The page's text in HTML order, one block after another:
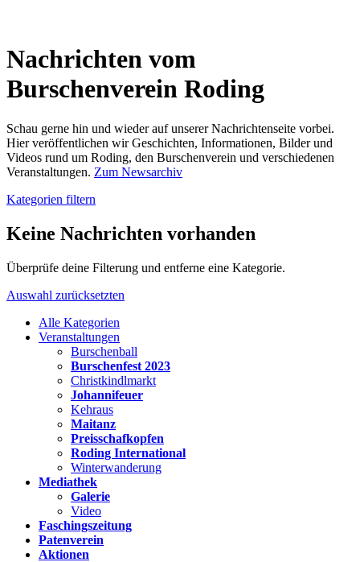
Nachrichten vom
Burschenverein Roding
Schau gerne hin und wieder auf unserer Nachrichtenseite vorbei.
Hier veröffentlichen wir Geschichten, Informationen, Bilder und
Videos rund um Roding, den Burschenverein und verschiedenen
Veranstaltungen. Zum Newsarchiv
Kategorien filtern
Keine Nachrichten vorhanden
Überprüfe deine Filterung und entferne eine Kategorie.
Auswahl zurücksetzten
Alle Kategorien
Veranstaltungen
Burschenball
Burschenfest 2023
Christkindlmarkt
Johannifeuer
Kehraus
Maitanz
Preisschafkopfen
Roding International
Winterwanderung
Mediathek
Galerie
Video
Faschingszeitung
Patenverein
Aktionen